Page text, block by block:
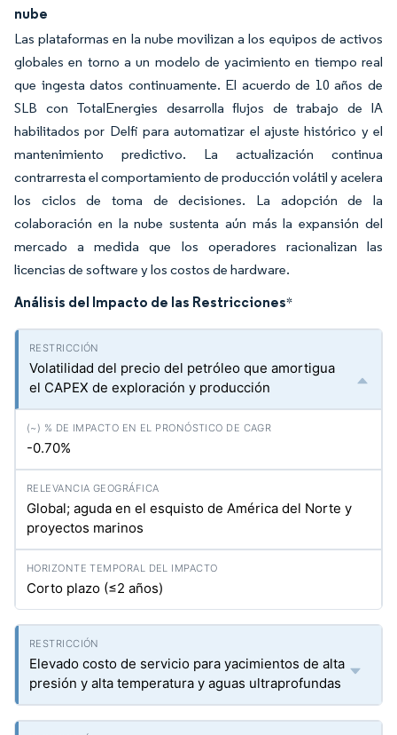
nube
Las plataformas en la nube movilizan a los equipos de activos
globales en torno a un modelo de yacimiento en tiempo real
que ingesta datos continuamente. El acuerdo de 10 años de
SLB con TotalEnergies desarrolla flujos de trabajo de IA
habilitados por Delfi para automatizar el ajuste histórico y el
mantenimiento predictivo. La actualización continua
contrarresta el comportamiento de producción volátil y acelera
los ciclos de toma de decisiones. La adopción de la
colaboración en la nube sustenta aún más la expansión del
mercado a medida que los operadores racionalizan las
licencias de software y los costos de hardware.
Análisis del Impacto de las Restricciones*
Volatilidad del precio del petróleo que amortigua
el CAPEX de exploración y producción
-0.70%
Global; aguda en el esquisto de América del Norte y
proyectos marinos
Corto plazo (≤2 años)
Elevado costo de servicio para yacimientos de alta
presión y alta temperatura y aguas ultraprofundas